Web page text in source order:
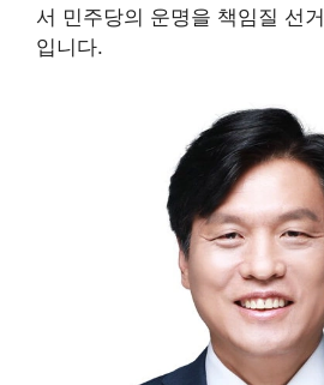
서 민주당의 운명을 책임질 선
입니다.